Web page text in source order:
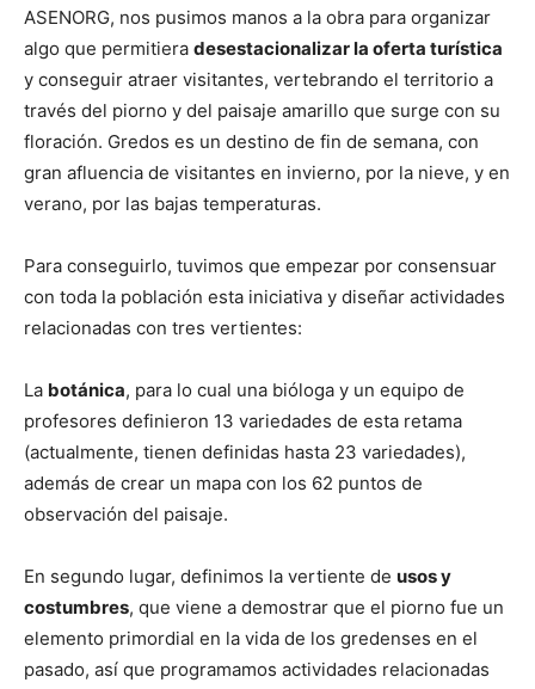
ASENORG, nos pusimos manos a la obra para organizar
algo que permitiera desestacionalizar la oferta turística
y conseguir atraer visitantes, vertebrando el territorio a
través del piorno y del paisaje amarillo que surge con su
floración. Gredos es un destino de fin de semana, con
gran afluencia de visitantes en invierno, por la nieve, y en
verano, por las bajas temperaturas.
Para conseguirlo, tuvimos que empezar por consensuar
con toda la población esta iniciativa y diseñar actividades
relacionadas con tres vertientes:
La botánica, para lo cual una bióloga y un equipo de
profesores definieron 13 variedades de esta retama
(actualmente, tienen definidas hasta 23 variedades),
además de crear un mapa con los 62 puntos de
observación del paisaje.
En segundo lugar, definimos la vertiente de usos y
costumbres, que viene a demostrar que el piorno fue un
elemento primordial en la vida de los gredenses en el
pasado, así que programamos actividades relacionadas